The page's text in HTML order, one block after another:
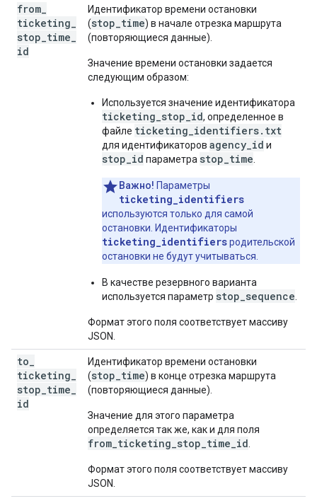
from
ticketing
stop time
id
Идентификатор времени остановки
(stop_time) в начале отрезка маршрута
(повторяющиеся данные).
Значение времени остановки задается
следующим образом:
Используется значение идентификатора
ticketing_stop_id, определенное в
файле ticketing_identifiers.txt
для идентификаторов agency_id и
stop_id параметра stop_time
Важно! Параметры
ticketing_identifiers
используются только для самой
остановки. Идентификаторы
ticketing_identifiersродительской
остановки не будут учитываться.
В качестве резервного варианта
используется параметр stop_sequence
Формат этого поля соответствует массиву
JSON.
to
ticketing
stop time
id
Идентификатор времени остановки
(stop_time) в конце отрезка маршрута
(повторяющиеся данные).
Значение для этого параметра
определяется так же, как и для поля
from_ticketing_stop_time_id
Формат этого поля соответствует массиву
JSON.